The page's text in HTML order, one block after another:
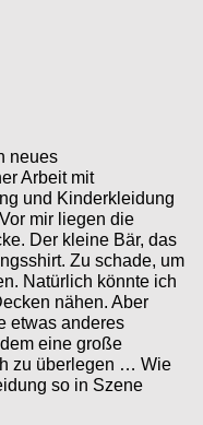
neues
Arbeit mit
und Kinderkleidung
mir liegen die
Der kleine Bär, das
Zu schade, um
Natürlich könnte ich
nähen. Aber
etwas anderes
eine große
zu überlegen … Wie
so in Szene